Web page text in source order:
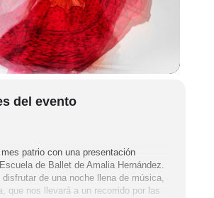
del evento
patrio con una presentación
de Ballet de Amalia Hernández.
de una noche llena de música,
que nos llevará a un recorrido por las